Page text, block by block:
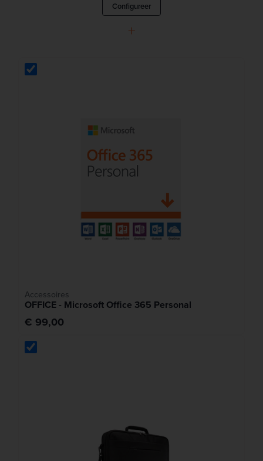
Configureer
+
Accessoires
OFFICE - Microsoft Office 365 Personal
€ 99,00